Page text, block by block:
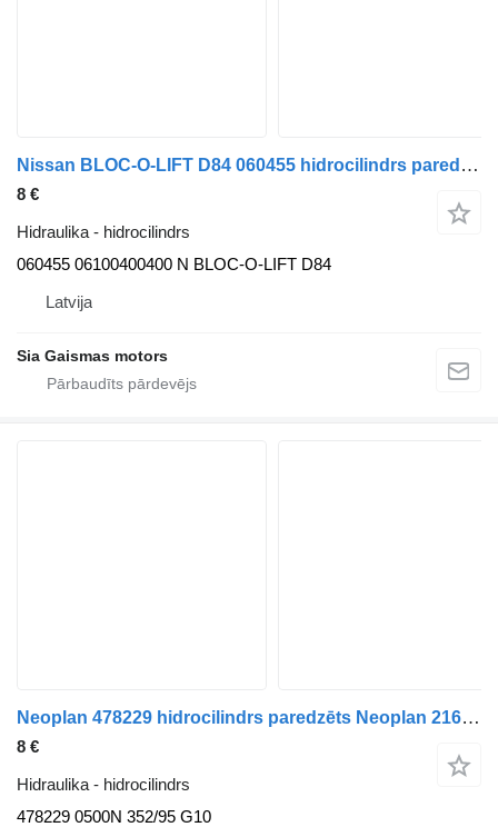
Nissan BLOC-O-LIFT D84 060455 hidrocilindrs paredzēts Neoplan N316 autobusa
8 €
Hidraulika - hidrocilindrs
060455 06100400400 N BLOC-O-LIFT D84
Latvija
Sia Gaismas motors
Neoplan 478229 hidrocilindrs paredzēts Neoplan 216 autobusa
8 €
Hidraulika - hidrocilindrs
478229 0500N 352/95 G10